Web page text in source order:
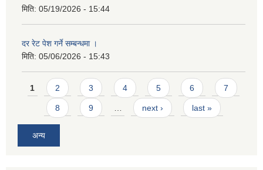
मिति: 05/19/2026 - 15:44
दर रेट पेश गर्ने सम्बन्धमा ।
मिति: 05/06/2026 - 15:43
Pages
1 2 3 4 5 6 7
8 9 … next › last »
अन्य